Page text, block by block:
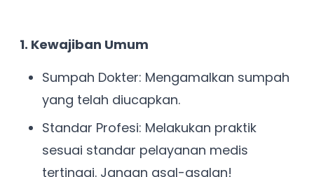
1. Kewajiban Umum
Sumpah Dokter: Mengamalkan sumpah
yang telah diucapkan.
Standar Profesi: Melakukan praktik
sesuai standar pelayanan medis
tertinggi. Jangan asal-asalan!